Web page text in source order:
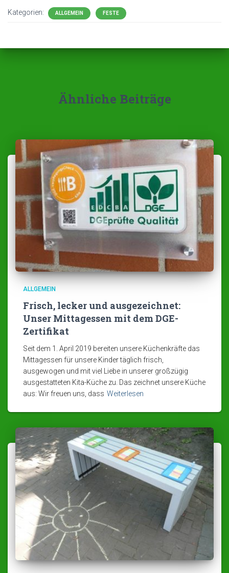
Kategorien: ALLGEMEIN FESTE
Ähnliche Beiträge
ALLGEMEIN
Frisch, lecker und ausgezeichnet:
Unser Mittagessen mit dem DGE-
Zertifikat
Seit dem 1. April 2019 bereiten unsere Küchenkräfte das
Mittagessen für unsere Kinder täglich frisch,
ausgewogen und mit viel Liebe in unserer großzügig
ausgestatteten Kita-Küche zu. Das zeichnet unsere Küche
aus: Wir freuen uns, dass Weiterlesen